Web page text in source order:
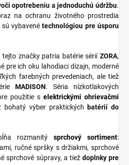
opotrebeniu a jednoduchú údržbu.
na ochranu životného prostredia
sú vybavenétechnológiou pre úsporu
tejto značky patria batérie sérií ZORA,
pre ich oku lahodiaci dizajn, moderné
farebných prevedeniach, ale tiež
MADISON. Séria nízkotlakových
použitie s elektrickými ohrievačmi
bohatý výber praktických batérií do
rozmanitý sprchový sortiment:
ručné spršky s držiakmi, sprchové
sprchové súpravy, a tiež doplnky pre